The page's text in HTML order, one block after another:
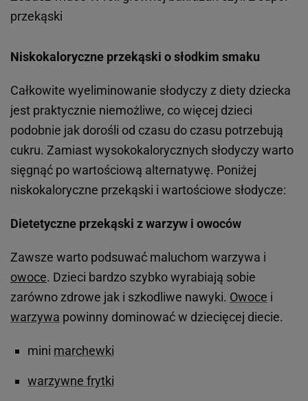
przekąski
Niskokaloryczne przekąski o słodkim smaku
Całkowite wyeliminowanie słodyczy z diety dziecka
jest praktycznie niemożliwe, co więcej dzieci
podobnie jak dorośli od czasu do czasu potrzebują
cukru. Zamiast wysokokalorycznych słodyczy warto
sięgnąć po wartościową alternatywę. Poniżej
niskokaloryczne przekąski i wartościowe słodycze:
Dietetyczne przekąski z warzyw i owoców
Zawsze warto podsuwać maluchom warzywa i
owoce. Dzieci bardzo szybko wyrabiają sobie
zarówno zdrowe jak i szkodliwe nawyki. Owoce i
warzywa powinny dominować w dziecięcej diecie.
mini marchewki
warzywne frytki